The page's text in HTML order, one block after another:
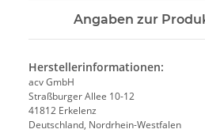
Angaben zur
Herstellerinformationen:
acv GmbH
Straßburger Allee 10-12
41812 Erkelenz
Deutschland, Nordrhein-Westfalen